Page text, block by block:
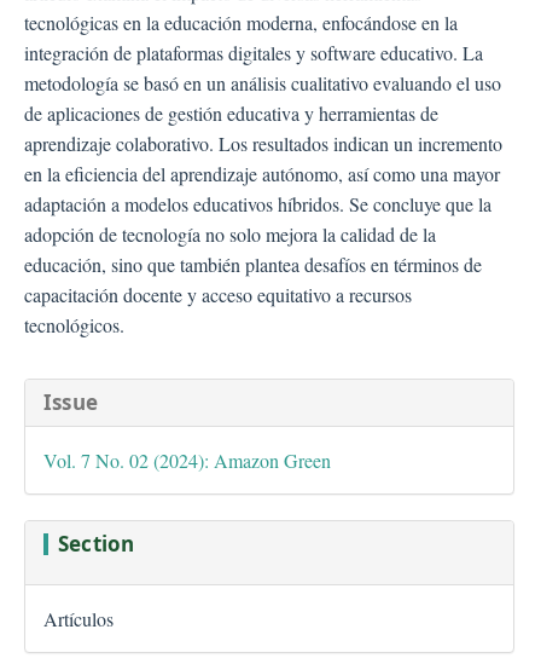
tecnológicas en la educación moderna, enfocándose en la
integración de plataformas digitales y software educativo. La
metodología se basó en un análisis cualitativo evaluando el uso
de aplicaciones de gestión educativa y herramientas de
aprendizaje colaborativo. Los resultados indican un incremento
en la eficiencia del aprendizaje autónomo, así como una mayor
adaptación a modelos educativos híbridos. Se concluye que la
adopción de tecnología no solo mejora la calidad de la
educación, sino que también plantea desafíos en términos de
capacitación docente y acceso equitativo a recursos
tecnológicos.
Issue
Vol. 7 No. 02 (2024): Amazon Green
Section
Artículos